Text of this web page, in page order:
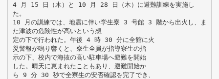
4 月 15 日（木）と 10 月 28 日（木）に避難訓練を実施し
た。
10 月の訓練では、地震に伴い学生寮 3 号館 3 階から出火し、ま
た津波の危険性が高いという想
定の下で行われた。午後 4 時 30 分に全館に火
災警報が鳴り響くと、寮生全員が指導寮生の指
示の下、校内で海抜の高い駐車場へ避難を開始
した。晴天に恵まれたこともあり、避難開始か
ら 9 分 30 秒で全寮生の安否確認を完了でき、